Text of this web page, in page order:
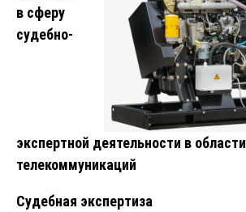
в сферу
судебно-
экспертной деятельности в области
телекоммуникаций
Судебная экспертиза